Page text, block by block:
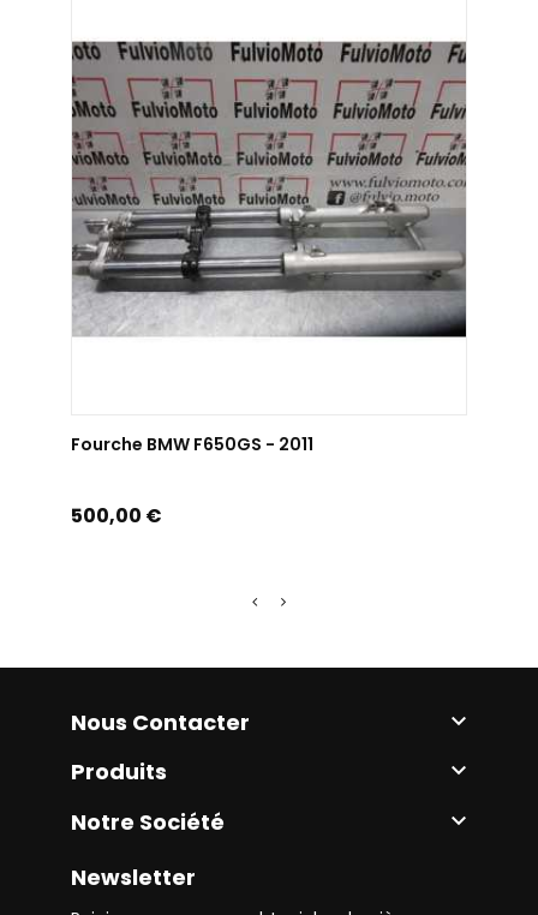
Fourche BMW F650GS - 2011
Prix
500,00 €
Nous Contacter 
Produits 
Notre Société 
Newsletter